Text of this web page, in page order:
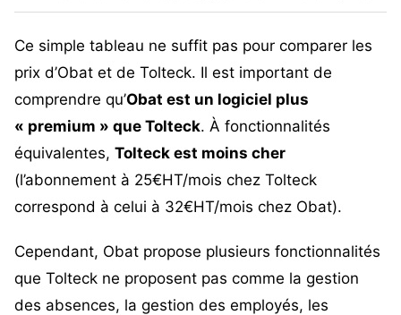
Ce simple tableau ne suffit pas pour comparer les
prix d’Obat et de Tolteck. Il est important de
comprendre qu’Obat est un logiciel plus
« premium » que Tolteck. À fonctionnalités
équivalentes, Tolteck est moins cher
(l’abonnement à 25€HT/mois chez Tolteck
correspond à celui à 32€HT/mois chez Obat).
Cependant, Obat propose plusieurs fonctionnalités
que Tolteck ne proposent pas comme la gestion
des absences, la gestion des employés, les